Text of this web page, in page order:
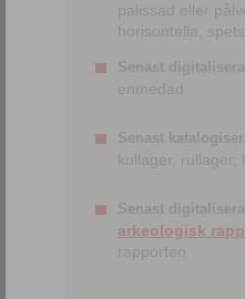
palissad eller
horisontella,
Senast
enmedad
Senast
kullager, rullager,
Senast
arkeologisk
rapporten